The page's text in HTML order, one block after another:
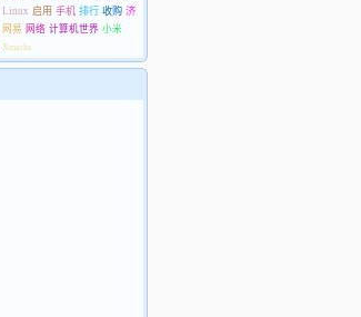
Linux 启用 手机 排行 收购 济
网易 网络 计算机世界 小米
Xmarks